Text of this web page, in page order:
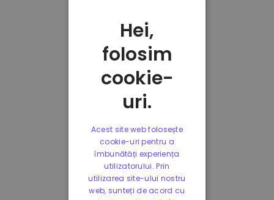
Hei,
folosim
cookie-
uri.
Acest site web folosește
cookie-uri pentru a
îmbunătăți experiența
utilizatorului. Prin
utilizarea site-ului nostru
web, sunteți de acord cu